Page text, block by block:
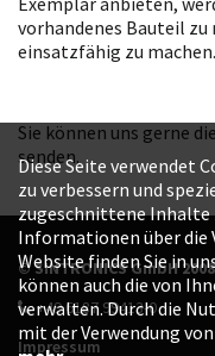
vorhandenes Bauteil zu
einsatzfähig zu machen.
Sie können uns gerne
senden.
© SINTRONICS GmbH
+49 6187 99413-0
Impressum
Diese Seite verwendet
zu verbessern und
zugeschnittene Inhalte
Informationen über die
Website finden Sie in
können auch die von
verwalten. Durch die
mit der Verwendung